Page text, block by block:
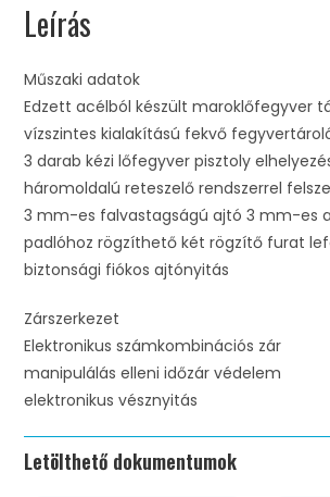
Leírás
Műszaki adatok
Edzett acélból készült maroklőfegyver
vízszintes kialakítású fekvő
3 darab kézi lőfegyver pisztoly
háromoldalú reteszelő rendszerrel
3 mm-es falvastagságú ajtó 3 mm-es
padlóhoz rögzíthető két rögzítő furat
biztonsági fiókos ajtónyitás
Zárszerkezet
Elektronikus számkombinációs zár
manipulálás elleni időzár védelem
elektronikus vésznyitás
Letölthető dokumentumok